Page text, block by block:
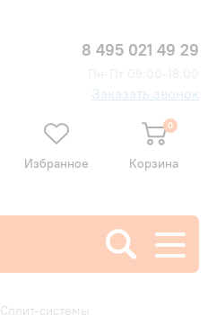
8 495 021 49 29
Заказать звонок
Избранное
0
Корзина
Сплит-системы